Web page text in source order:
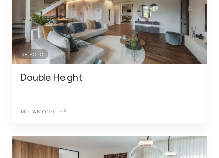
98 FOTO
Double Height
MILANO150 m²